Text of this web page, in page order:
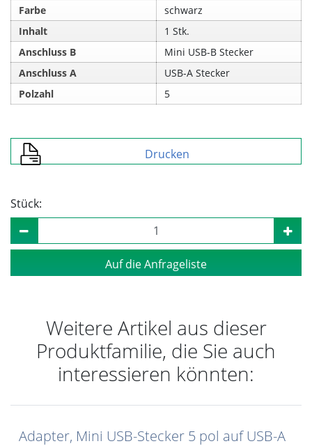
Farbe
schwarz
Inhalt
1 Stk.
Anschluss B
Mini USB-B Stecker
Anschluss A
USB-A Stecker
Polzahl
5
Drucken
Stück:
Auf die Anfrageliste
Weitere Artikel aus dieser
Produktfamilie, die Sie auch
interessieren könnten:
Adapter, Mini USB-Stecker 5 pol auf USB-A